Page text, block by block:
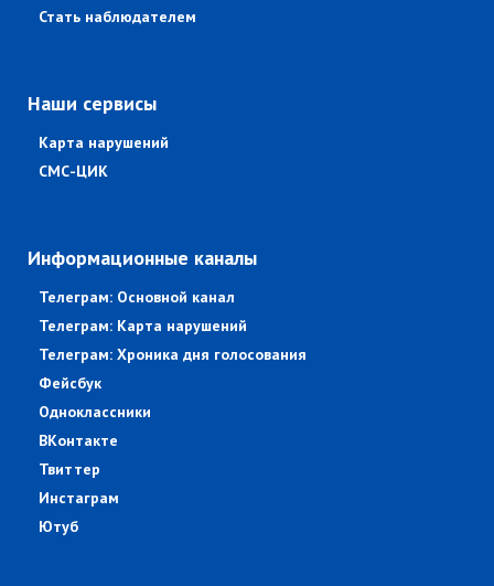
Стать наблюдателем
Наши сервисы
Карта нарушений
СМС-ЦИК
Информационные каналы
Телеграм: Основной канал
Телеграм: Карта нарушений
Телеграм: Хроника дня голосования
Фейсбук
Одноклассники
ВКонтакте
Твиттер
Инстаграм
Ютуб